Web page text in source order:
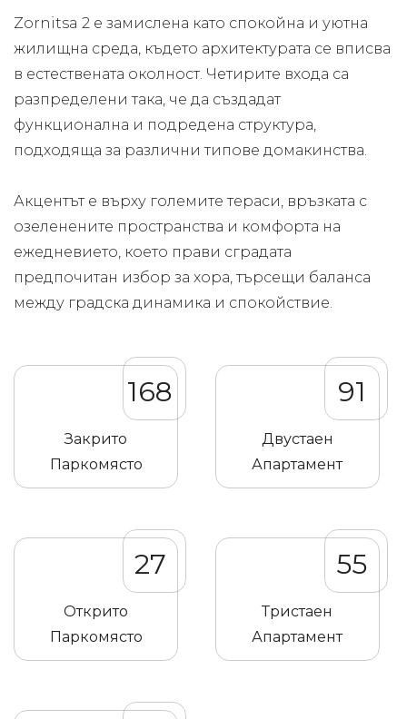
Zornitsa 2 е замислена като спокойна и уютна
жилищна среда, където архитектурата се вписва
в естествената околност. Четирите входа са
разпределени така, че да създадат
функционална и подредена структура,
подходяща за различни типове домакинства.
Акцентът е върху големите тераси, връзката с
озеленените пространства и комфорта на
ежедневието, което прави сградата
предпочитан избор за хора, търсещи баланса
между градска динамика и спокойствие.
168
Закрито
Паркомясто
91
Двустаен
Апартамент
27
Открито
Паркомясто
55
Тристаен
Апартамент